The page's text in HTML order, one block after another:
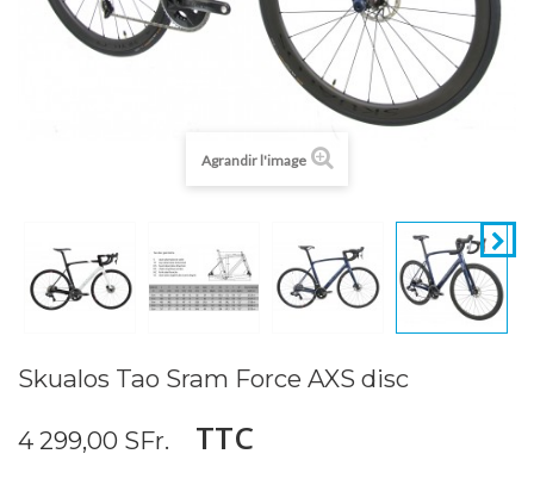
Agrandir l'image
Skualos Tao Sram Force AXS disc
4 299,00 SFr. TTC